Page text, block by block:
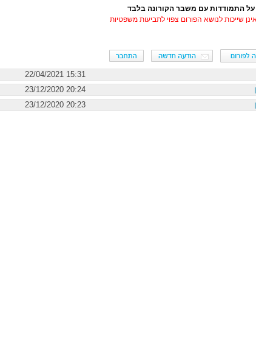
על התמודדות עם משבר הקורונה בלבד
שייכות לנושא הפורום צפוי לתביעות משפטיות
15:31 22/04/2021
20:24 23/12/2020
20:23 23/12/2020